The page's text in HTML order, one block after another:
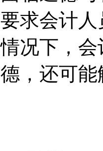
求会计
况下，
，还可